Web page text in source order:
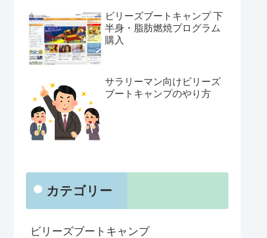
ビリーズブートキャンプ 下
半身・脂肪燃焼プログラム
購入
サラリーマン向けビリーズ
ブートキャンプのやり方
カテゴリー
ビリーズブートキャンプ